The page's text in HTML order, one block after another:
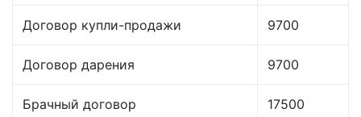
Договор купли-продажи 9700
Договор дарения 9700
Брачный договор 17500